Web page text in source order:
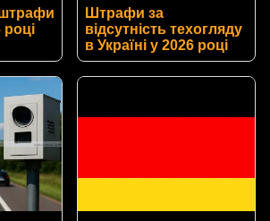
році
Штрафи за
відсутність техогляду
в Україні у 2026 році